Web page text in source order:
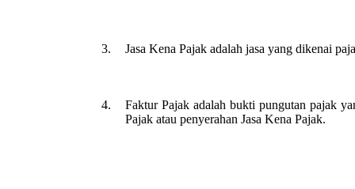
3. Jasa Kena Pajak adalah jasa yang dikenai
4.
Faktur Pajak adalah bukti pungutan pajak
Pajak atau penyerahan Jasa Kena Pajak.